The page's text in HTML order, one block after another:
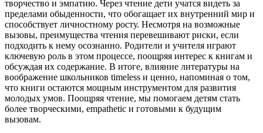
творчество и эмпатию. Через чтение дети учатся видеть за
пределами обыденности, что обогащает их внутренний мир и
способствует личностному росту. Несмотря на возможные
вызовы, преимущества чтения перевешивают риски, если
подходить к нему осознанно. Родители и учителя играют
ключевую роль в этом процессе, поощряя интерес к книгам и
обсуждая их содержание. В итоге, влияние литературы на
воображение школьников timeless и ценно, напоминая о том,
что книги остаются мощным инструментом для развития
молодых умов. Поощряя чтение, мы помогаем детям стать
более творческими, empathetic и готовыми к будущим
вызовам.